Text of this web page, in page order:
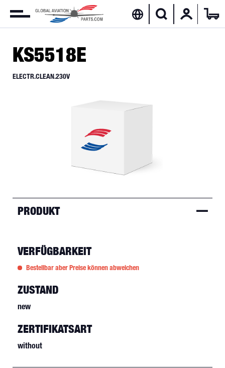
KS5518E
ELECTR.CLEAN.230V
PRODUKT
VERFÜGBARKEIT
Bestellbar aber Preise können abweichen
ZUSTAND
new
ZERTIFIKATSART
without